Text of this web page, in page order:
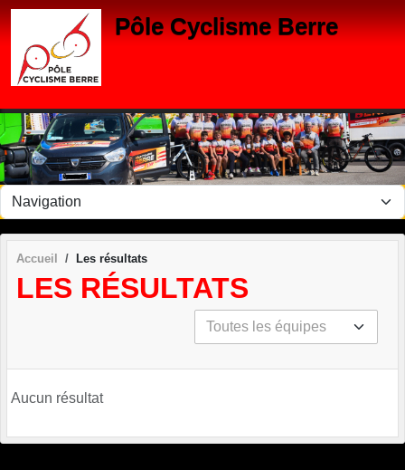
Pôle Cyclisme Berre
Accueil Les résultats
LES RÉSULTATS
Aucun résultat
Panneau de gestion des cookies